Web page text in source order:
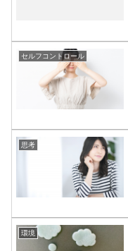
セルフコントロール
思考
環境